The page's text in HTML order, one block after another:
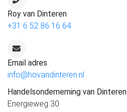
Roy van Dinteren
+31 6 52 86 16 64
Email adres
info@hovandinteren.nl
Handelsonderneming van Dinteren
Energieweg 30